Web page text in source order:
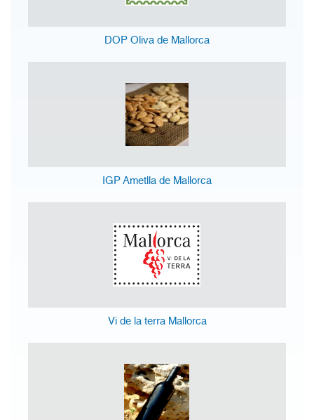
DOP Oliva de Mallorca
IGP Ametlla de Mallorca
Vi de la terra Mallorca